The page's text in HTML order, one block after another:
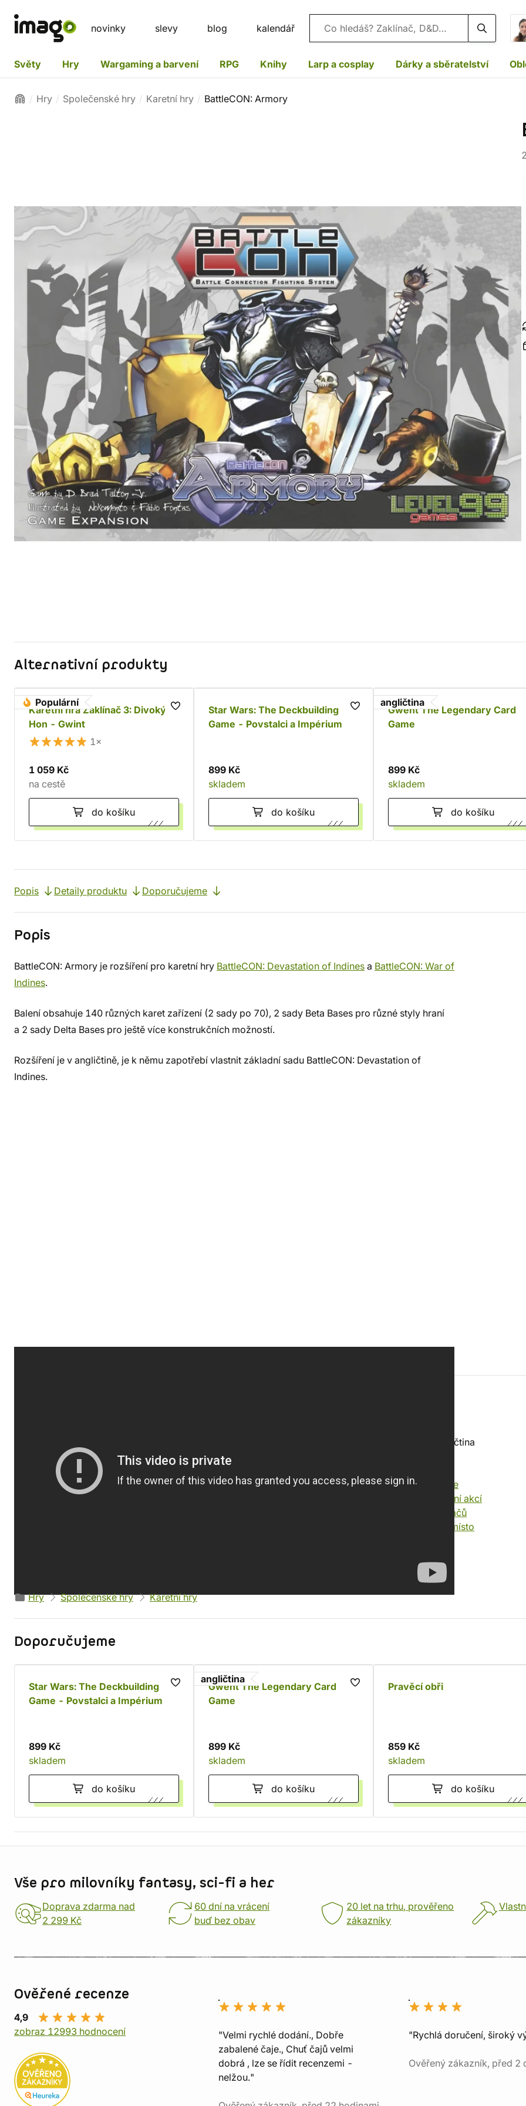
novinky slevy blog kalendář Vyhledávání
Světy Hry Wargaming a barvení RPG Knihy Larp a cosplay Dárky a sběratelství
Hry Společenské hry Karetní hry BattleCON: Armory
Alternativní produkty
Populární
Karetní hra Zaklínač 3: Divoký
Hon - Gwint
1×
1 059 Kč
na cestě
do košíku
Star Wars: The Deckbuilding
Game - Povstalci a Impérium
899 Kč
skladem
do košíku
angličtina
Gwent The Legendary Card
Game
899 Kč
skladem
do košíku
Popis Detaily produktu Doporučujeme
Popis
BattleCON: Armory je rozšíření pro karetní hry BattleCON: Devastation of Indines a BattleCON: War of
Indines.
Balení obsahuje 140 různých karet zařízení (2 sady po 70), 2 sady Beta Bases pro různé styly hraní
a 2 sady Delta Bases pro ještě více konstrukčních možností.
Rozšíření je v angličtině, je k němu zapotřebí vlastnit základní sadu BattleCON: Devastation of
Indines.
Komponenty Angličtina
Náročnost
Rok vydání
2015
Správa karet v ruce
Současné plánování akcí
Proměnlivá síla hráčů
Pohyb z místa na místo
Hry
Společenské hry Karetní hry
Doporučujeme
Star Wars: The Deckbuilding
Game - Povstalci a Impérium
899 Kč
skladem
do košíku
angličtina
Gwent The Legendary Card
Game
899 Kč
skladem
do košíku
Pravěcí obři
859 Kč
skladem
do košíku
Vše pro milovníky fantasy, sci-fi a her
Doprava zdarma nad
2 299 Kč
60 dní na vrácení
buď bez obav
20 let na trhu, prověřeno
zákazníky
Ověřené recenze
4,9
zobraz 12993 hodnocení
"Velmi rychlé dodání., Dobře
zabalené čaje., Chuť čajů velmi
dobrá , lze se řídit recenzemi -
nelžou."
"Rychlá doručení, široký
Ověřený zákazník, před 2